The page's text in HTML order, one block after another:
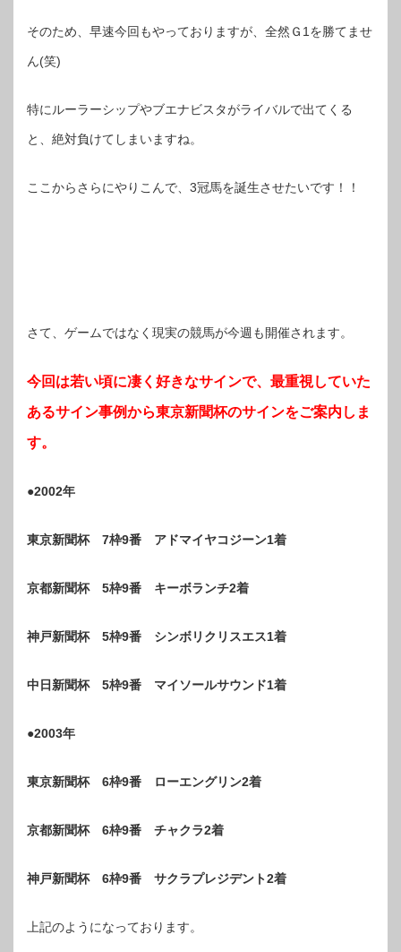
そのため、早速今回もやっておりますが、全然Ｇ1を勝てませ
ん(笑)
特にルーラーシップやブエナビスタがライバルで出てくる
と、絶対負けてしまいますね。
ここからさらにやりこんで、3冠馬を誕生させたいです！！
さて、ゲームではなく現実の競馬が今週も開催されます。
今回は若い頃に凄く好きなサインで、最重視していた
あるサイン事例から東京新聞杯のサインをご案内しま
す。
●2002年
東京新聞杯 7枠9番 アドマイヤコジーン1着
京都新聞杯 5枠9番 キーボランチ2着
神戸新聞杯 5枠9番 シンボリクリスエス1着
中日新聞杯 5枠9番 マイソールサウンド1着
●2003年
東京新聞杯 6枠9番 ローエングリン2着
京都新聞杯 6枠9番 チャクラ2着
神戸新聞杯 6枠9番 サクラプレジデント2着
上記のようになっております。